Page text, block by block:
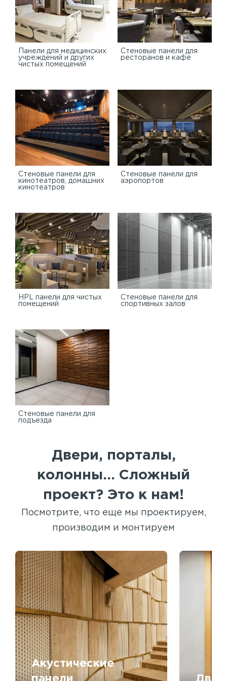
Панели для медицинских
учреждений и других
чистых помещений
Стеновые панели для
ресторанов и кафе
Стеновые панели для
кинотеатров, домашних
кинотеатров
Стеновые панели для
аэропортов
HPL панели для чистых
помещений
Стеновые панели для
спортивных залов
Стеновые панели для
подъезда
Двери, порталы,
колонны... Сложный
проект? Это к нам!
Посмотрите, что еще мы проектируем,
производим и монтируем
Акустические